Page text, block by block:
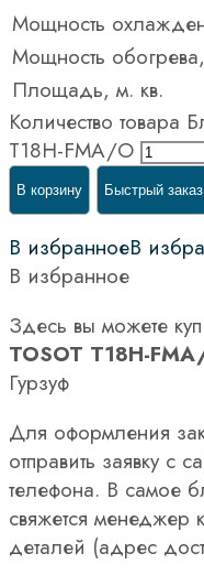
Мощность
Мощность
Площадь, м. кв.
Количество товара
T18H-FMA/O
В корзину Быстрый заказ
В избранноеВ
В избранное
Здесь вы можете
TOSOT T18H-
Гурзуф
Для оформления
отправить заявку с
телефона. В самое
свяжется менеджер
деталей (адрес